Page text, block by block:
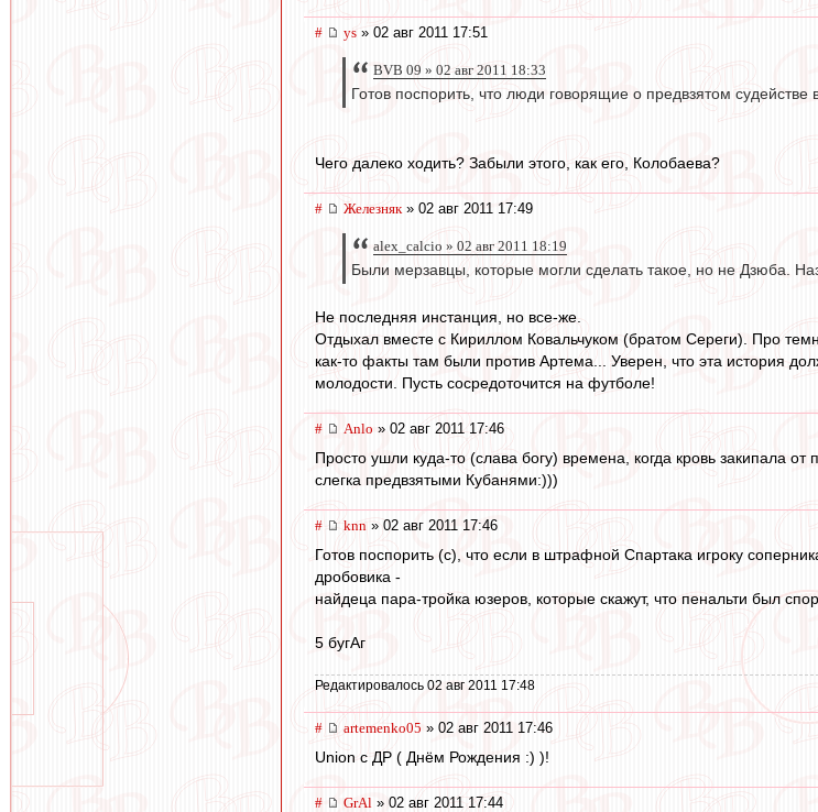
# ys » 02 авг 2011 17:51
BVB 09 » 02 авг 2011 18:33
Готов поспорить, что люди говорящие о предвзятом
Чего далеко ходить? Забыли этого, как его, Колобаева?
# Железняк» 02 авг 2011 17:49
alex_calcio » 02 авг 2011 18:19
Были мерзавцы, которые могли сделать такое, но не Дзюба.
Не последняя инстанция, но все-же.
Отдыхал вместе с Кириллом Ковальчуком (братом Сереги). Про
как-то факты там были против Артема... Уверен, что эта история
молодости. Пусть сосредоточится на футболе!
# Anlo » 02 авг 2011 17:46
Просто ушли куда-то (слава богу) времена, когда кровь закипала
слегка предвзятыми Кубанями:)))
# knn » 02 авг 2011 17:46
Готов поспорить (с), что если в штрафной Спартака игроку
дробовика -
найдеца пара-тройка юзеров, которые скажут, что пенальти был
5 бугАг
Редактировалось 02 авг 2011 17:48
# artemenko05 » 02 авг 2011 17:46
Union с ДР ( Днём Рождения :) )!
# GrAl » 02 авг 2011 17:44